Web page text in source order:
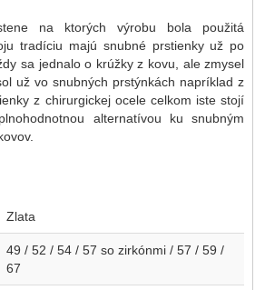
na ktorých výrobu bola použitá
tradíciu majú snubné prstienky už po
sa jednalo o krúžky z kovu, ale zmysel
už vo snubných prstýnkách napríklad z
z chirurgickej ocele celkom iste stojí
alternatívou ku snubným
Zlata
49 / 52 / 54 / 57 so zirkónmi / 57 / 59 /
67